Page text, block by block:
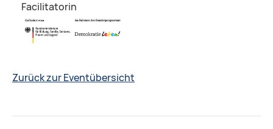
Facilitatorin
Zurück zur Eventübersicht